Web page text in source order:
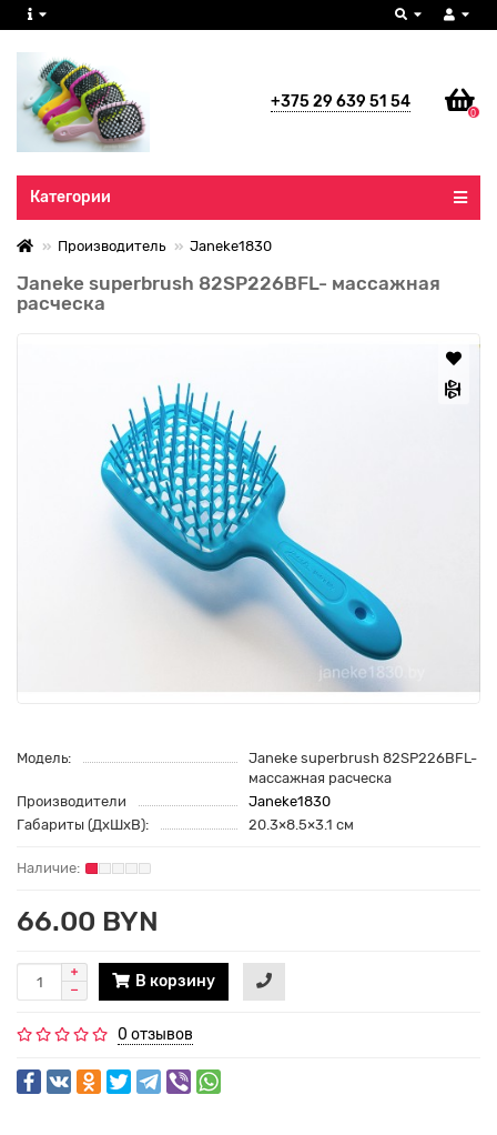
+375 29 639 51 54
0
Все категории
Категории
Производитель Janeke1830
Janeke superbrush 82SP226BFL- массажная
расческа
Модель:
Janeke superbrush 82SP226BFL-
массажная расческа
Производители
Janeke1830
Габариты (ДхШхВ):
20.3×8.5×3.1 см
66.00 BYN
В корзину
0 отзывов